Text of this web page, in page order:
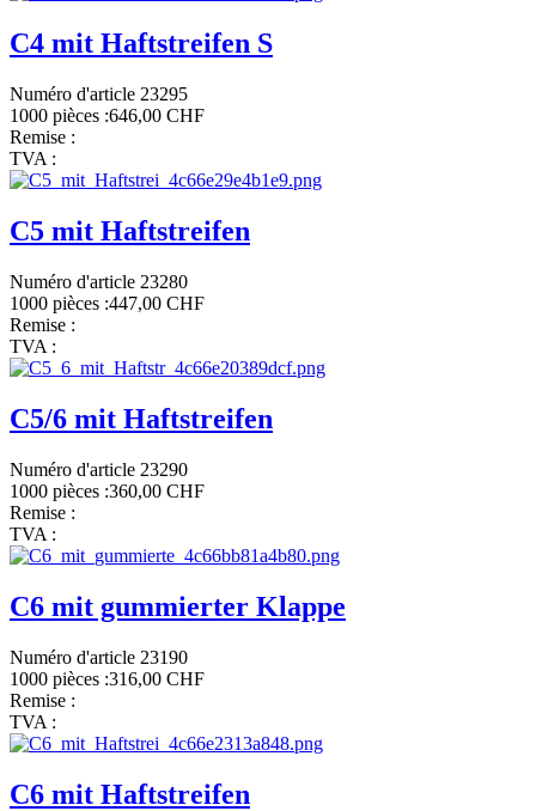
C4 mit Haftstreifen S
Numéro d'article 23295
1000 pièces :646,00 CHF
Remise :
TVA :
C5 mit Haftstreifen
Numéro d'article 23280
1000 pièces :447,00 CHF
Remise :
TVA :
C5/6 mit Haftstreifen
Numéro d'article 23290
1000 pièces :360,00 CHF
Remise :
TVA :
C6 mit gummierter Klappe
Numéro d'article 23190
1000 pièces :316,00 CHF
Remise :
TVA :
C6 mit Haftstreifen